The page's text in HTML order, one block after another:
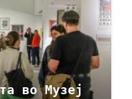
во Музеј